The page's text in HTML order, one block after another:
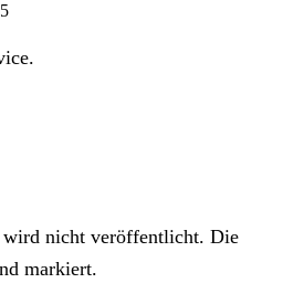
nicht veröffentlicht. Die
markiert.